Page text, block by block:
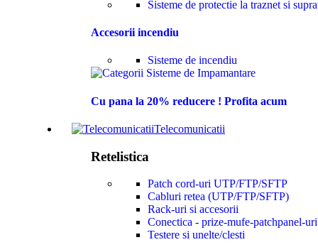
Sisteme de protectie la traznet si
Accesorii incendiu
Sisteme de incendiu
Cu pana la 20% reducere ! Profita acum
Telecomunicatii
Retelistica
Patch cord-uri UTP/FTP/SFTP
Cabluri retea (UTP/FTP/SFTP)
Rack-uri si accesorii
Conectica - prize-mufe-patchpanel-uri
Testere si unelte/clesti
Avantajele Electro Total Distribution
Produse originale, verificate înainte de
livrare
Distribuitor autorizat. Siguranță și
trasabilitate clară.
💬
Service rapid în România – 2 ani.
↩️
Fără